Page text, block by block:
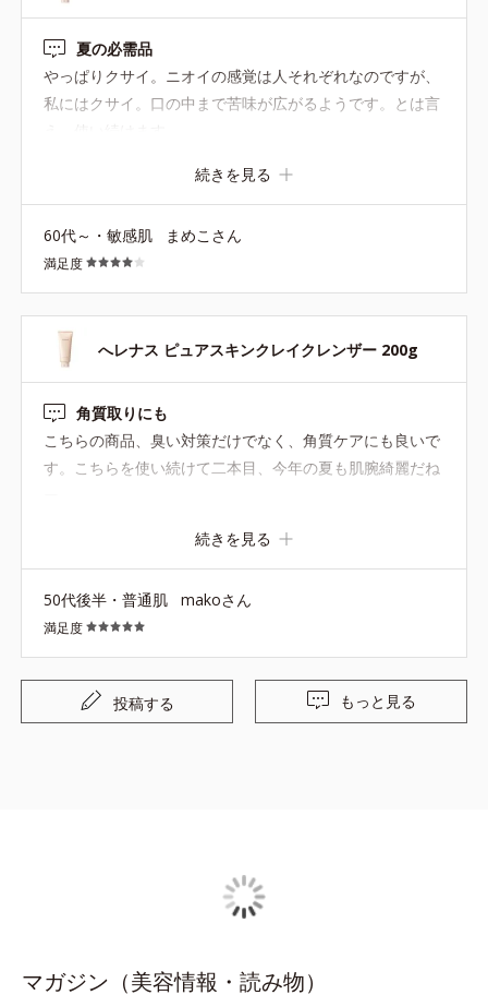
夏の必需品
やっぱりクサイ。ニオイの感覚は人それぞれなのですが、
私にはクサイ。口の中まで苦味が広がるようです。とは言
続きを見る
60代～・敏感肌 まめこさん
満足度
へレナス ピュアスキンクレイクレンザー 200g
角質取りにも
こちらの商品、臭い対策だけでなく、角質ケアにも良いで
す。こちらを使い続けて二本目、今年の夏も肌腕綺麗だね
続きを見る
50代後半・普通肌 makoさん
満足度
投稿する もっと見る
マガジン（美容情報・読み物）